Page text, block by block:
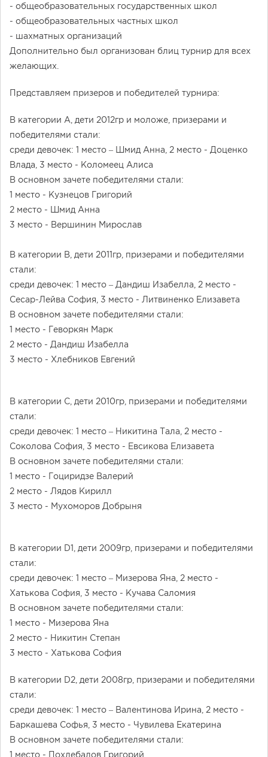
- общеобразовательных государственных школ
- общеобразовательных частных школ
- шахматных организаций
Дополнительно был организован блиц турнир для всех
желающих.
Представляем призеров и победителей турнира:
В категории А, дети 2012гр и моложе, призерами и
победителями стали:
среди девочек: 1 место – Шмид Анна, 2 место - Доценко
Влада, 3 место - Коломеец Алиса
В основном зачете победителями стали:
1 место - Кузнецов Григорий
2 место - Шмид Анна
3 место - Вершинин Мирослав
В категории B, дети 2011гр, призерами и победителями
стали:
среди девочек: 1 место – Дандиш Изабелла, 2 место -
Сесар-Лейва София, 3 место - Литвиненко Елизавета
В основном зачете победителями стали:
1 место - Геворкян Марк
2 место - Дандиш Изабелла
3 место - Хлебников Евгений
В категории С, дети 2010гр, призерами и победителями
стали:
среди девочек: 1 место – Никитина Тала, 2 место -
Соколова София, 3 место - Евсикова Елизавета
В основном зачете победителями стали:
1 место - Гоциридзе Валерий
2 место - Лядов Кирилл
3 место - Мухоморов Добрыня
В категории D1, дети 2009гр, призерами и победителями
стали:
среди девочек: 1 место – Мизерова Яна, 2 место -
Хатькова София, 3 место - Кучава Саломия
В основном зачете победителями стали:
1 место - Мизерова Яна
2 место - Никитин Степан
3 место - Хатькова София
В категории D2, дети 2008гр, призерами и победителями
стали:
среди девочек: 1 место – Валентинова Ирина, 2 место -
Баркашева Софья, 3 место - Чувилева Екатерина
В основном зачете победителями стали:
1 место - Похлебалов Григорий